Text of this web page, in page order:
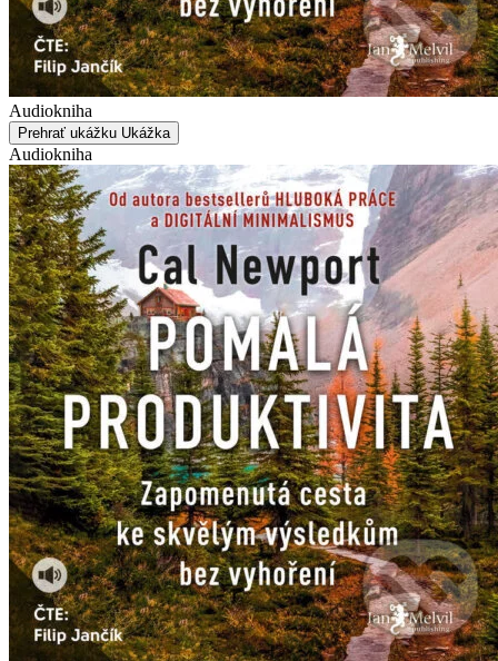
Audiokniha
Prehrať ukážku Ukážka
Audiokniha